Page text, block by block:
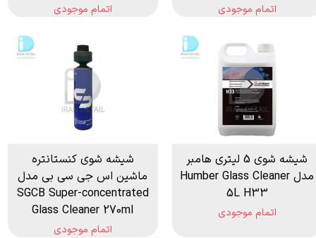
اتمام موجودی اتمام موجودی
شیشه شوی 5 لیتری هامبر
مدل Humber Glass Cleaner
5L H33
اتمام موجودی
شیشه شوی کنستانتره
ماشین اس جی سی بی مدل
SGCB Super-concentrated
Glass Cleaner 270ml
اتمام موجودی